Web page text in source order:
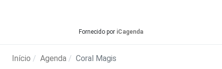
Fornecido por iCagenda
Início Agenda Coral Magis